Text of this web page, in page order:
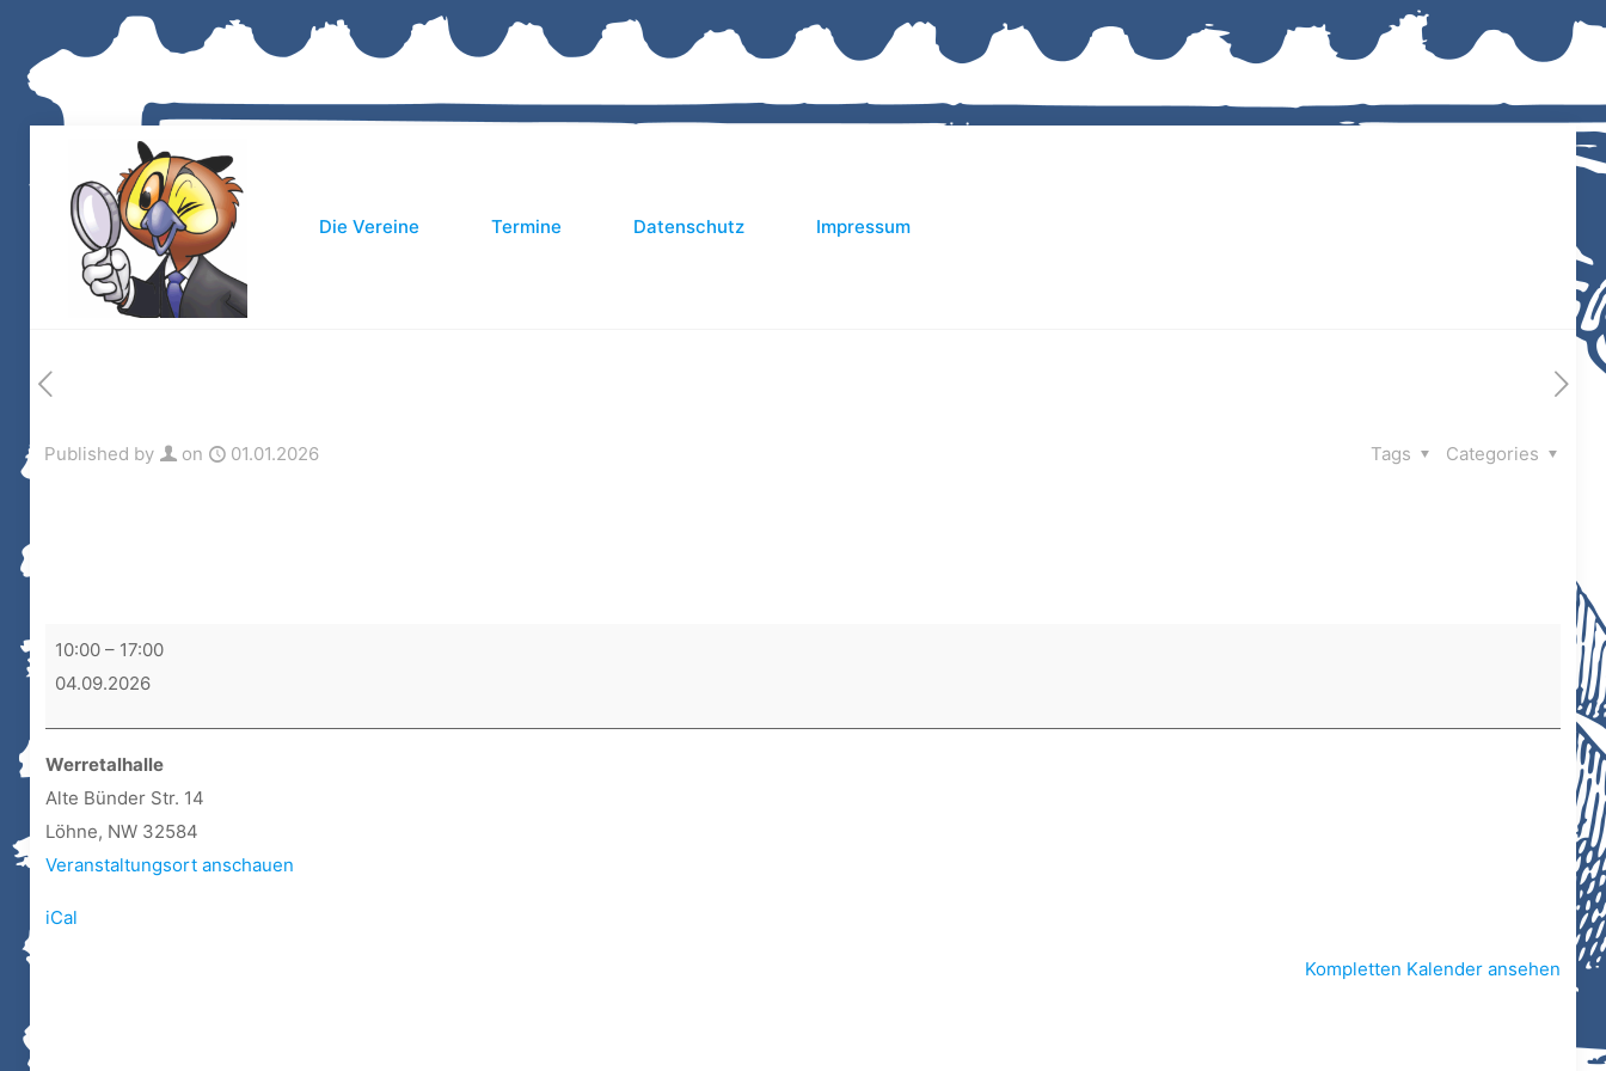
Die Vereine Termine Datenschutz Impressum
Published by on 01.01.2026 Categories
Tags
Löhner
Briefmarken-
Börse
10:00 – 17:00
04.09.2026
Werretalhalle
Alte Bünder Str. 14
Löhne, NW 32584
Veranstaltungsort anschauen
iCal
Kompletten Kalender ansehen